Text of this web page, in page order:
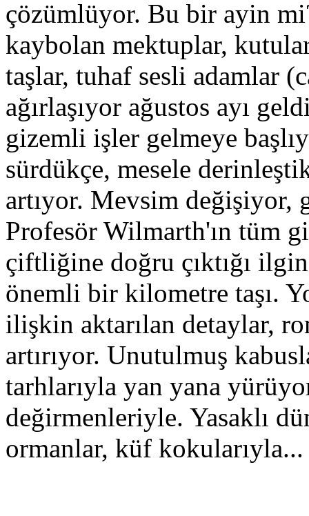
çözümlüyor. Bu bir ayin
kaybolan mektuplar,
taşlar, tuhaf sesli adamlar
ağırlaşıyor ağustos ayı
gizemli işler gelmeye
sürdükçe, mesele
artıyor. Mevsim değişiyor,
Profesör Wilmarth'ın tüm
çiftliğine doğru çıktığı
önemli bir kilometre taşı.
ilişkin aktarılan detaylar,
artırıyor. Unutulmuş
tarhlarıyla yan yana
değirmenleriyle. Yasaklı
ormanlar, küf kokularıyla...